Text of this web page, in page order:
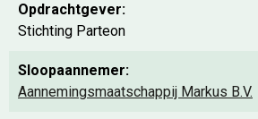
Opdrachtgever:
Stichting Parteon
Sloopaannemer:
Aannemingsmaatschappij Markus B.V.